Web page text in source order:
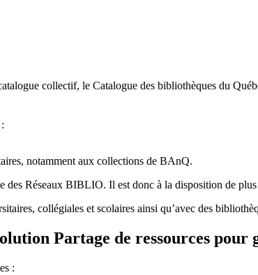
collectif, le Catalogue des bibliothèques du
:
notamment aux collections de BAnQ.
des Réseaux BIBLIO. Il est donc à la disposition de
collégiales et scolaires ainsi qu’avec des
Partage de ressources pour
: